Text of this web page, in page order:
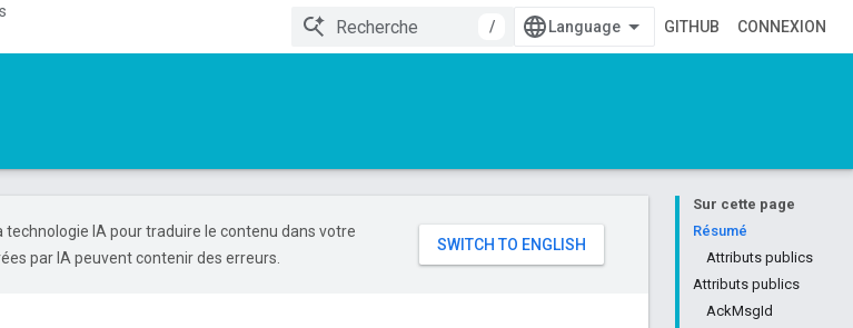
/
GITHUB CONNEXION
Sur cette page
Résumé
Attributs publics
Attributs publics
AckMsgId
technologie IA pour traduire le contenu dans votre
par IA peuvent contenir des erreurs.